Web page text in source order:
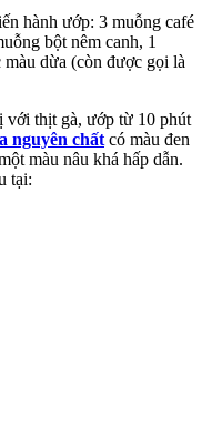
hành ướp: 3 muỗng café
bột nêm canh, 1
dừa (còn được gọi là
với thịt gà, ướp từ 10 phút
nguyên chất có màu đen
màu nâu khá hấp dẫn.
tại: